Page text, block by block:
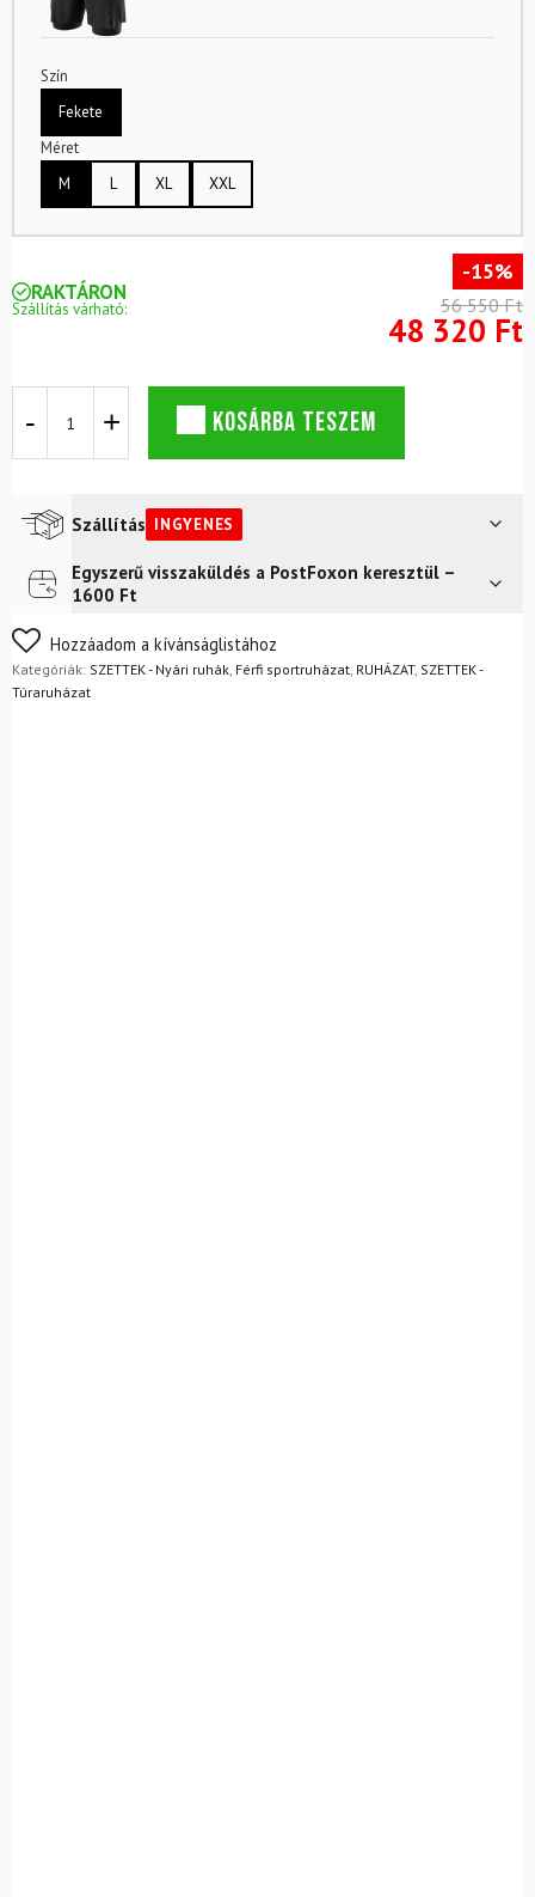
Szín
Fekete
Méret
M
L XL XXL
RAKTÁRON
Szállítás várható:
-15%
56 550 Ft
48 320 Ft
Transalper
póló
Overcast
Pro
2/1
rövidnadrág
M
KOSÁRBA TESZEM
Szállítás INGYENES
Futár a címreIngyenes
FoxPost
Egyszerű visszaküldés a PostFoxon keresztül –
1600 Ft
Nem biztos a választásában? Semmi gond – a terméket
egyszerűen visszaküldheti 14 napon belül, indoklás nélkül.
Mik a visszaküldés feltételei?
Hozzáadom a kívánságlistához
Kategóriák: SZETTEK - Nyári ruhák, Férfi sportruházat, RUHÁZAT, SZETTEK -
Túraruházat